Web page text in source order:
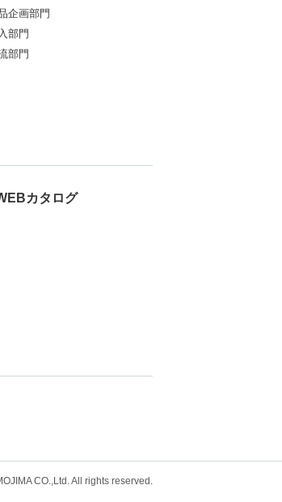
企画部門
部門
部門
カタログ
CO.,Ltd. All rights reserved.